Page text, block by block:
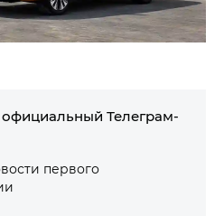
Телеграм-
первого